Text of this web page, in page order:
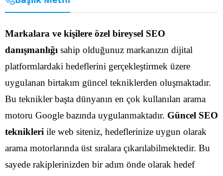
Markalara ve kişilere özel bireysel SEO
danışmanlığı sahip olduğunuz markanızın dijital
platformlardaki hedeflerini gerçekleştirmek üzere
uygulanan birtakım güncel tekniklerden oluşmaktadır.
Bu teknikler başta dünyanın en çok kullanılan arama
motoru Google bazında uygulanmaktadır. Güncel SEO
teknikleri ile web siteniz, hedeflerinize uygun olarak
arama motorlarında üst sıralara çıkarılabilmektedir. Bu
sayede rakiplerinizden bir adım önde olarak hedef